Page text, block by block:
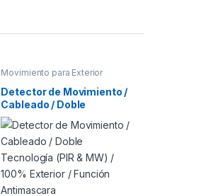
Movimiento para Exterior
Detector de Movimiento /
Cableado / Doble
Tecnología (PIR & MW) /
100% Exterior / Función
Antimascara